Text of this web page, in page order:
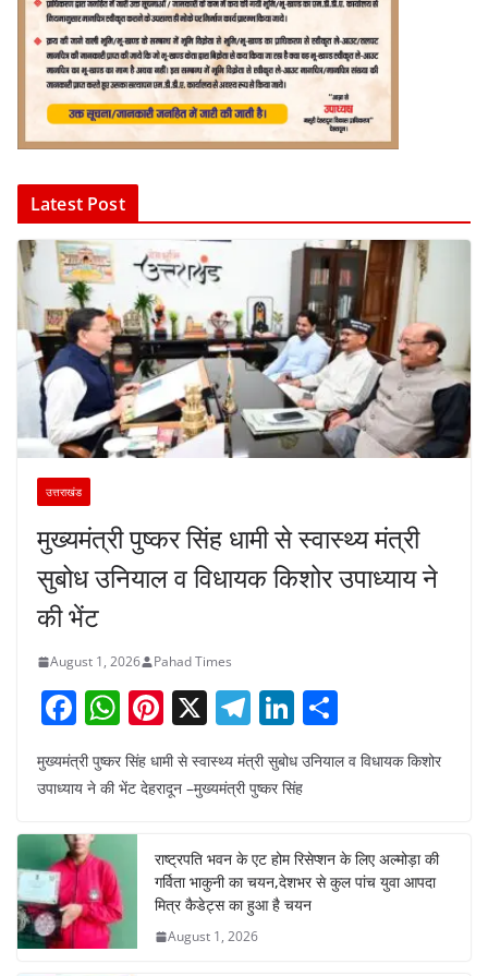
Latest Post
उत्तराखंड
मुख्यमंत्री पुष्कर सिंह धामी से स्वास्थ्य मंत्री
सुबोध उनियाल व विधायक किशोर उपाध्याय ने
की भेंट
August 1, 2026 Pahad Times
F
a
c
b
o
o
k
W
h
at
A
p
p
Pi
nt
er
e
st
X T
el
e
gr
a
m
Li
n
k
dI
n
ar
मुख्यमंत्री पुष्कर सिंह धामी से स्वास्थ्य मंत्री सुबोध उनियाल व विधायक किशोर
उपाध्याय ने की भेंट देहरादून –मुख्यमंत्री पुष्कर सिंह
राष्ट्रपति भवन के एट होम रिसेप्शन के लिए अल्मोड़ा की
गर्विता भाकुनी का चयन,देशभर से कुल पांच युवा आपदा
मित्र कैडेट्स का हुआ है चयन
August 1, 2026